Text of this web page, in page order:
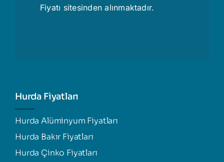
Fiyatı sitesinden alınmaktadır.
Hurda Fiyatları
Hurda Alüminyum Fiyatları
Hurda Bakır Fiyatları
Hurda Çinko Fiyatları